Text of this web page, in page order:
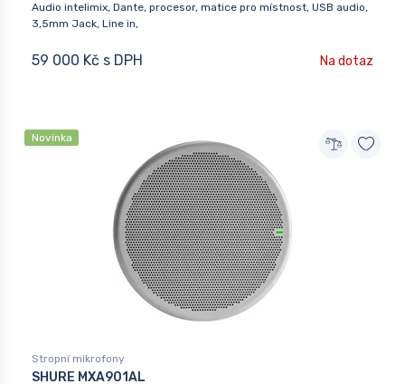
Audio intelimix, Dante, procesor, matice pro místnost, USB audio,
3,5mm Jack, Line in,
59 000 Kč s DPH Na dotaz
Novinka
Stropní mikrofony
SHURE MXA901AL